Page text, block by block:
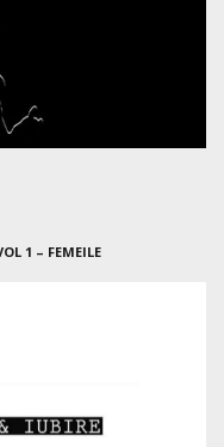
1 – FEMEILE